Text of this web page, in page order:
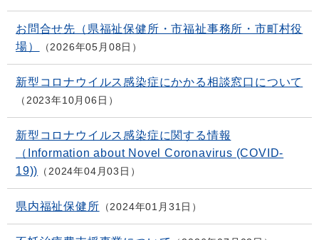
お問合せ先（県福祉保健所・市福祉事務所・市町村役
場）
2026年05月08日
新型コロナウイルス感染症にかかる相談窓口について
2023年10月06日
新型コロナウイルス感染症に関する情報
（Information about Novel Coronavirus (COVID-
19))
2024年04月03日
県内福祉保健所 2024年01月31日